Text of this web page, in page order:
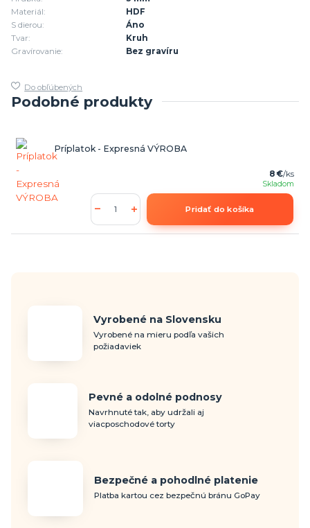
Materiál:
HDF
S dierou:
Áno
Tvar:
Kruh
Gravírovanie:
Bez gravíru
Do obľúbených
Podobné produkty
Príplatok - Expresná VÝROBA
8 €/ks
Skladom
Pridať do košíka
Vyrobené na Slovensku
Vyrobené na mieru podľa vašich
požiadaviek
Pevné a odolné podnosy
Navrhnuté tak, aby udržali aj
viacposchodové torty
Bezpečné a pohodlné platenie
Platba kartou cez bezpečnú bránu GoPay